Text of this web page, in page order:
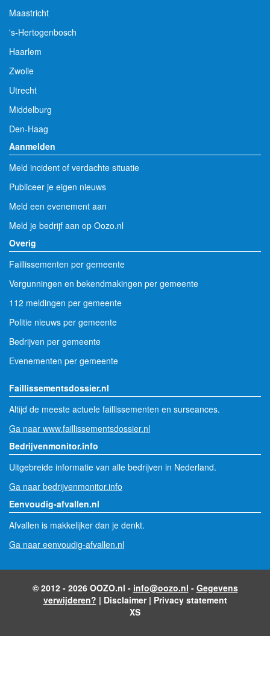
Maastricht
's-Hertogenbosch
Haarlem
Zwolle
Utrecht
Middelburg
Den-Haag
Aanmelden
Meld incident of verdachte situatie
Publiceer je eigen nieuws
Meld een evenement aan
Meld je bedrijf aan op Oozo.nl
Overig
Faillissementen per gemeente
Vergunningen en bekendmakingen per gemeente
112 meldingen per gemeente
Politie nieuws per gemeente
Bedrijven per gemeente
Evenementen per gemeente
Faillissementsdossier.nl
Altijd de meeste actuele faillissementen en surseances.
Ga naar www.faillissementsdossier.nl
Bedrijvenmonitor.info
Uitgebreide informatie van alle bedrijven in Nederland.
Ga naar bedrijvenmonitor.info
Eenvoudig-afvallen.nl
Afvallen is makkelijker dan je denkt.
Ga naar eenvoudig-afvallen.nl
© 2012 - 2026 OOZO.nl - info@oozo.nl - Gegevens
verwijderen? | Disclaimer| Privacy statement
XS